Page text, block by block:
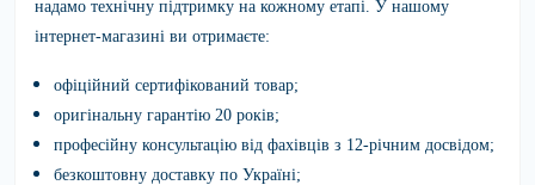
надамо технічну підтримку на кожному етапі. У нашому
інтернет-магазині ви отримаєте:
офіційний сертифікований товар;
оригінальну гарантію 20 років;
професійну консультацію від фахівців з 12-річним досвідом;
безкоштовну доставку по Україні;